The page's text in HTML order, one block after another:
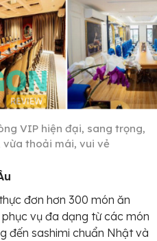
VIP hiện đại, sang trọng,
thoải mái, vui vẻ
đơn hơn 300 món ăn
vụ đa dạng từ các món
đến sashimi chuẩn Nhật và